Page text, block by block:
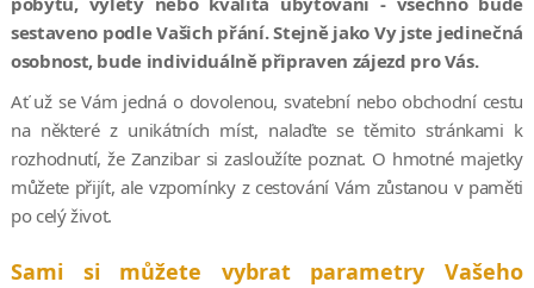
sestaveno podle Vašich přání. Stejně jako Vy jste jedinečná
osobnost, bude individuálně připraven zájezd pro Vás.
Ať už se Vám jedná o dovolenou, svatební nebo obchodní cestu
na některé z unikátních míst, nalaďte se těmito stránkami k
rozhodnutí, že Zanzibar si zasloužíte poznat. O hmotné majetky
můžete přijít, ale vzpomínky z cestování Vám zůstanou v paměti
po celý život.
Sami si můžete vybrat parametry Vašeho